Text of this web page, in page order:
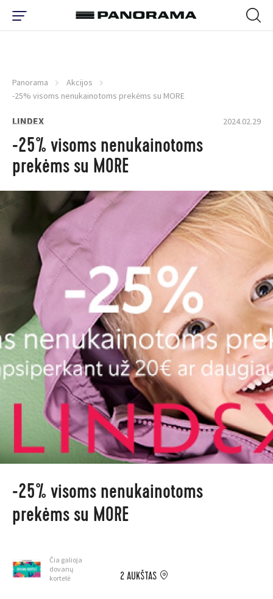
Panorama
Akcijos
-25% visoms nenukainotoms prekėms su MORE
LINDEX 2024.02.29
-25% visoms nenukainotoms
prekėms su MORE
-25% visoms nenukainotoms
prekėms su MORE
Čia galioja
dovanų
kortelė
2 AUKŠTAS